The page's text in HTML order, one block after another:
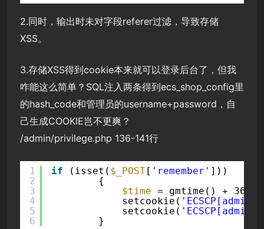
2.同时，输出时未对字段referer过滤，导致存储
XSS。
3.存储XSS得到cookie本来就可以登录后台了，但我
咋能这么简单？SQL注入两条得到ecs_shop_config里
的hash_code和管理员的username+password，自
己生成COOKIE岂不更爽？
/admin/privilege.php 136-141行
1
2
3
4
5
6
if (isset( $_POST[ 'remember' ]))
{
$time = gmtime() +
setcookie(
setcookie(
}